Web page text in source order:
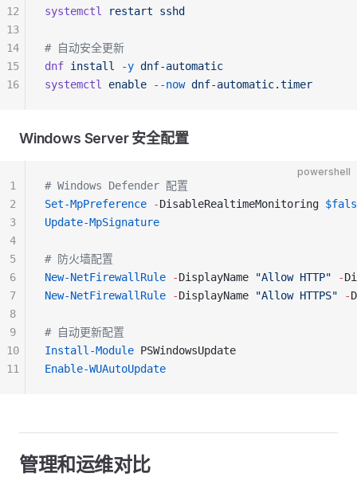
systemctl
restart sshd
# 自动安全更新
dnf install -y dnf-automatic
systemctl
enable --now dnf-automatic.timer
12
13
14
15
16
Windows Server 安全配置
powershell
# Windows Defender 配置
Set-MpPreference -DisableRealtimeMonitoring
Update-MpSignature
# 防火墙配置
New-NetFirewallRule -DisplayName "Allow HTTP" -
New-NetFirewallRule -DisplayName "Allow HTTPS" -
# 自动更新配置
Install-Module PSWindowsUpdate
Enable-WUAutoUpdate
1
2
3
4
5
6
7
8
9
10
11
管理和运维对比